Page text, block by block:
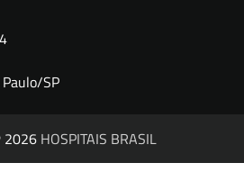
SP
2026 HOSPITAIS BRASIL